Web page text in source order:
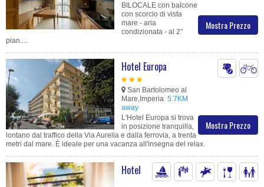
Mostra Prezzo
BILOCALE con balcone
con scorcio di vista
mare - aria
condizionata - al 2°
pian....
Mostra Prezzo
Hotel Europa
San Bartolomeo al
Mare,Imperia 5.7KM
away
L'Hotel Europa si trova
in posizione tranquilla,
lontano dal traffico della Via Aurelia e dalla ferrovia, a trenta
metri dal mare. È ideale per una vacanza all'insegna del relax.
Hotel